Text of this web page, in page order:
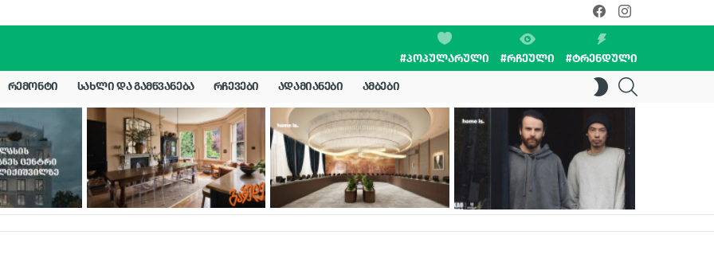
facebookinstagram
#ᲞᲝᲞᲣᲚᲐᲠᲣᲚᲘ #ᲠᲩᲔᲣᲚᲘ #ᲢᲠᲔᲜᲓᲣᲚᲘ
ᲠᲔᲛᲝᲜᲢᲘ ᲡᲐᲮᲚᲘ ᲓᲐ ᲒᲐᲛᲬᲕᲐᲜᲔᲑᲐ ᲠᲩᲔᲕᲔᲑᲘ ᲐᲓᲐᲛᲘᲐᲜᲔᲑᲘ ᲐᲛᲑᲔᲑᲘ
SWITCH
SKIN